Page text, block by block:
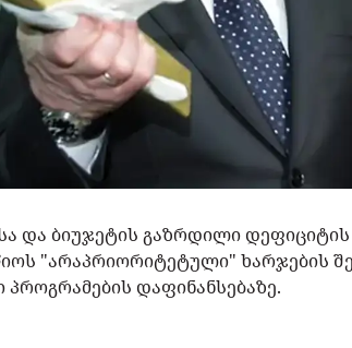
და ბიუჯეტის გაზრდილი
"არაპრიორიტეტული" ხარჯების
დაფინანსებაზე.